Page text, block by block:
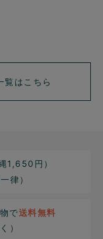
覧はこちら
1,650円）
律）
で送料無料
）